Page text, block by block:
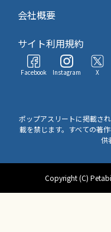
会社概要
サイト利用規約
Facebook Instagram X
ポップアスリートに掲載さ
載を禁じます。すべての著
供
Copyright (C)